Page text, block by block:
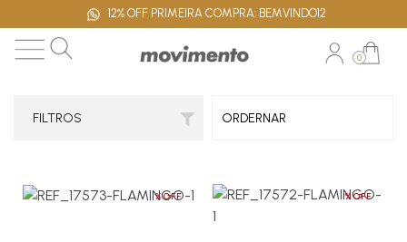
FRETE GRÁTIS $300 NORDESTE E CAPITAIS
0
FILTROS
%OFF %OFF